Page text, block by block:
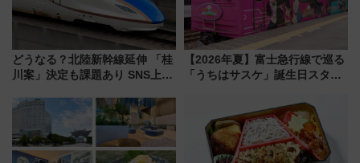
どうなる？北陸新幹線延伸 「桂
川案」決定も課題あり SNS上の
【2026年夏】富士急行線で巡る
「うちはサスケ」誕生日スタン
定グルメ＆グッズ徹底ガイド